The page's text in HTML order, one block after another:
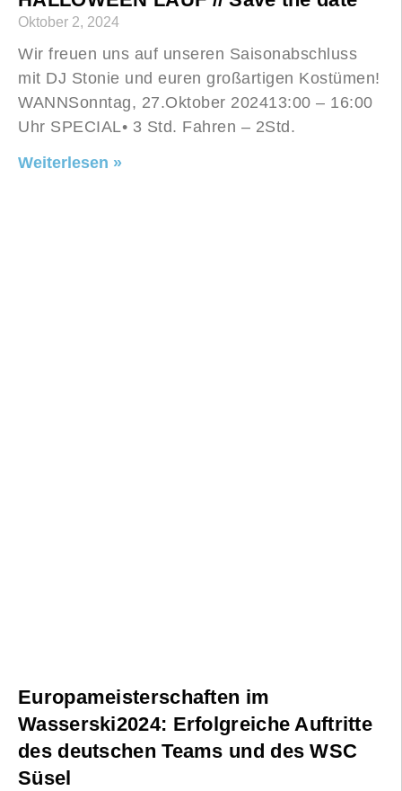
Oktober 2, 2024
Wir freuen uns auf unseren Saisonabschluss
mit DJ Stonie und euren großartigen Kostümen!
WANNSonntag, 27.Oktober 202413:00 – 16:00
Uhr SPECIAL• 3 Std. Fahren – 2Std.
Weiterlesen »
Europameisterschaften im
Wasserski2024: Erfolgreiche Auftritte
des deutschen Teams und des WSC
Süsel